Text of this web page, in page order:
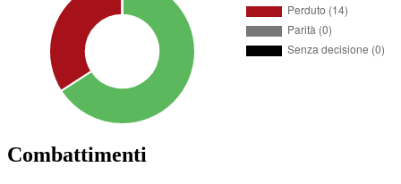
Combattimenti